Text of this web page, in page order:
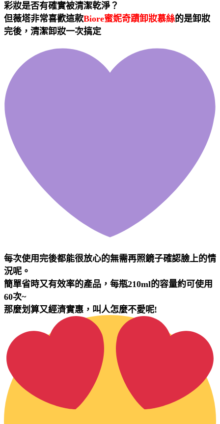
彩妝是否有確實被清潔乾淨？
但薇塔非常喜歡這款Biore蜜妮奇蹟卸妝慕絲的是卸妝
完後，清潔卸妝一次搞定
每次使用完後都能很放心的無需再照鏡子確認臉上的情
況呢。
簡單省時又有效率的產品，每瓶210ml的容量約可使用
60次~
那麼划算又經濟實惠，叫人怎麼不愛呢!